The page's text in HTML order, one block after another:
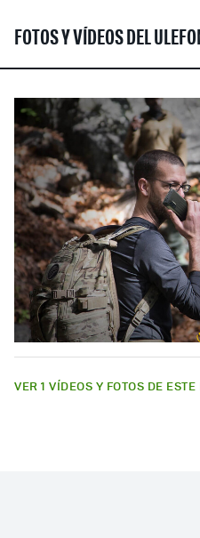
FOTOS Y VÍDEOS DEL
VER 1 VÍDEOS Y FOTOS DE